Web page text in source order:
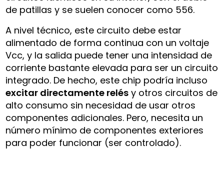
de patillas y se suelen conocer como 556.
A nivel técnico, este circuito debe estar
alimentado de forma continua con un voltaje
Vcc, y la salida puede tener una intensidad de
corriente bastante elevada para ser un circuito
integrado. De hecho, este chip podría incluso
excitar directamente relés y otros circuitos de
alto consumo sin necesidad de usar otros
componentes adicionales. Pero, necesita un
número mínimo de componentes exteriores
para poder funcionar (ser controlado).